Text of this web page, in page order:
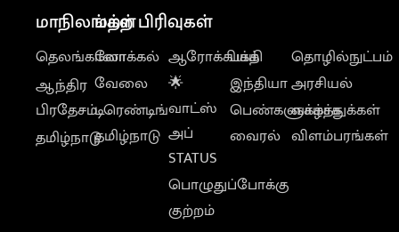
மாநிலங்கள்
தெலங்கானா
ஆந்திர
பிரதேசம்
தமிழ்நாடு
மற்ற பிரிவுகள்
லோக்கல்
வேலை
டிரெண்டிங்
தமிழ்நாடு
ஆரோக்கியம்
🌟
வாட்ஸ்
அப்
STATUS
பொழுதுப்போக்கு
குற்றம்
பக்தி
இந்தியா
பெண்களுக்காக
வைரல்
தொழில்நுட்பம்
அரசியல்
வாழ்த்துக்கள்
விளம்பரங்கள்